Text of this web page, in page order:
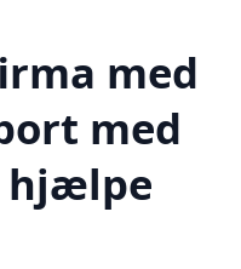
med
med
hjælpe